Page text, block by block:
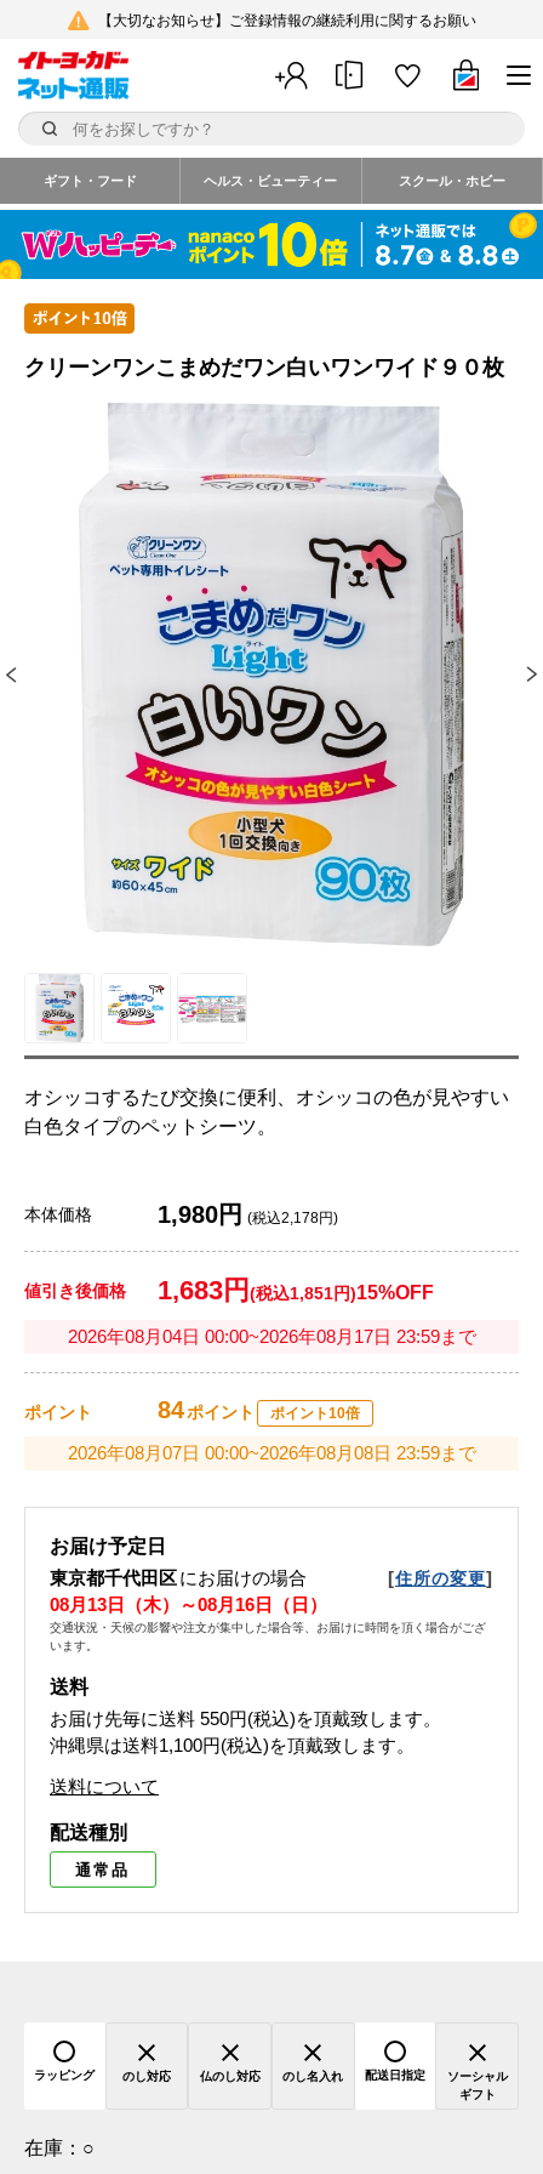
【大切なお知らせ】ご登録情報の継続利用に関するお願い
ギフト・フード ヘルス・ビューティー スクール・ホビー
クリーンワンこまめだワン白いワンワイド９０枚
オシッコするたび交換に便利、オシッコの色が見やすい
白色タイプのペットシーツ。
本体価格 1,980円 (税込2,178円)
値引き後価格 1,683円 (税込1,851円)15%OFF
2026年08月04日 00:00~2026年08月17日 23:59まで
ポイント 84ポイント ポイント10倍
2026年08月07日 00:00~2026年08月08日 23:59まで
お届け予定日
東京都千代田区にお届けの場合 [住所の変更]
08月13日（木）～08月16日（日）
交通状況・天候の影響や注文が集中した場合等、お届けに時間を頂く場合がござ
います。
送料
お届け先毎に送料 550円(税込)を頂戴致します。
沖縄県は送料1,100円(税込)を頂戴致します。
送料について
配送種別
通常品
ラッピング のし対応 仏のし対応 のし名入れ 配送日指定
ソーシャル
ギフト
在庫： ○